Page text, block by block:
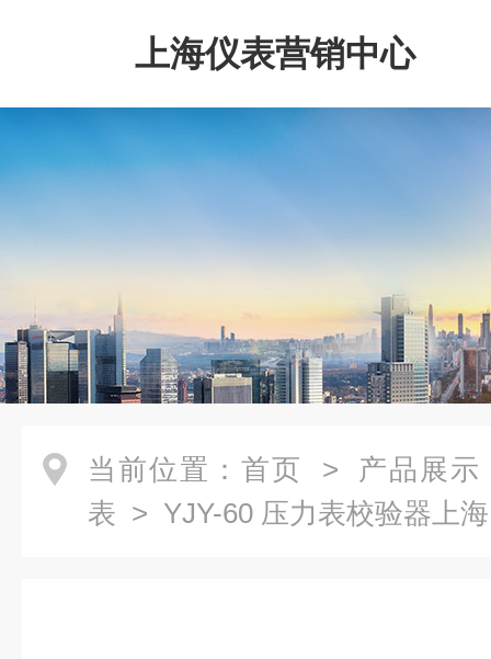
上海仪表营销中心
当前位置： 首页 > 产品展示
表 > YJY-60 压力表校验器上